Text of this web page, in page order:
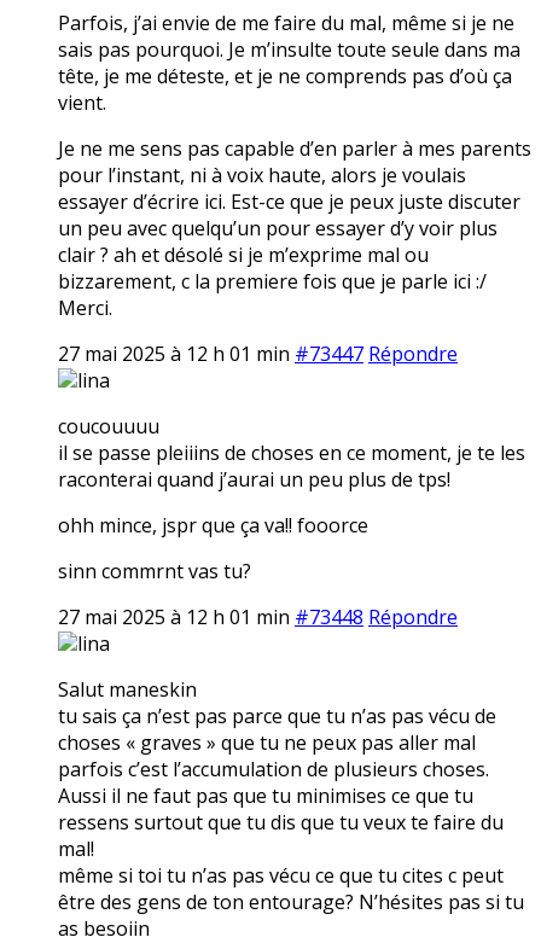
Parfois, j’ai envie de me faire du mal, même si je ne
sais pas pourquoi. Je m’insulte toute seule dans ma
tête, je me déteste, et je ne comprends pas d’où ça
vient.
Je ne me sens pas capable d’en parler à mes parents
pour l’instant, ni à voix haute, alors je voulais
essayer d’écrire ici. Est-ce que je peux juste discuter
un peu avec quelqu’un pour essayer d’y voir plus
clair ? ah et désolé si je m’exprime mal ou
bizzarement, c la premiere fois que je parle ici :/
Merci.
27 mai 2025 à 12 h 01 min #73447 Répondre
lina
coucouuuu
il se passe pleiiins de choses en ce moment, je te les
raconterai quand j’aurai un peu plus de tps!
ohh mince, jspr que ça va!! fooorce
sinn commrnt vas tu?
27 mai 2025 à 12 h 01 min #73448 Répondre
lina
Salut maneskin
tu sais ça n’est pas parce que tu n’as pas vécu de
choses « graves » que tu ne peux pas aller mal
parfois c’est l’accumulation de plusieurs choses.
Aussi il ne faut pas que tu minimises ce que tu
ressens surtout que tu dis que tu veux te faire du
mal!
même si toi tu n’as pas vécu ce que tu cites c peut
être des gens de ton entourage? N’hésites pas si tu
as besoiin